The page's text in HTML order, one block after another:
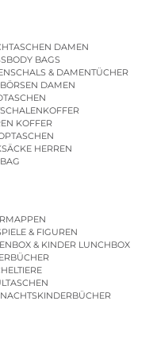
DAMEN
BAGS
& DAMENTÜCHER
DAMEN
KOFFER
HERREN
& FIGUREN
& KINDER LUNCHBOX